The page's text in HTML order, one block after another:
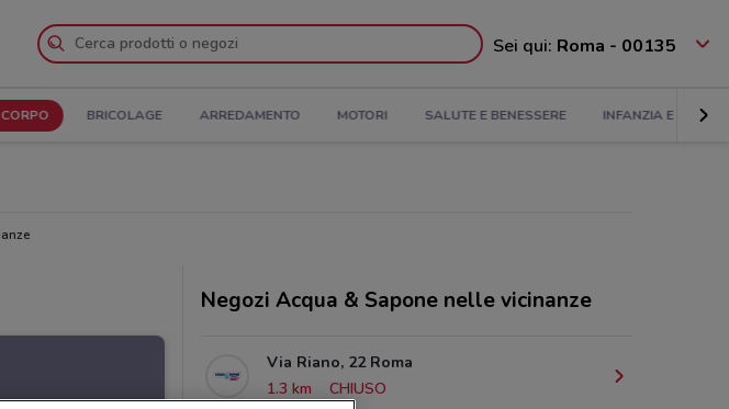
Sei qui: Roma - 00135
BRICOLAGE ARREDAMENTO MOTORI SALUTE E BENESSERE INFANZIA E GIOCHI
Negozi Acqua & Sapone nelle vicinanze
Via Riano, 22 Roma
1.3 km
CHIUSO